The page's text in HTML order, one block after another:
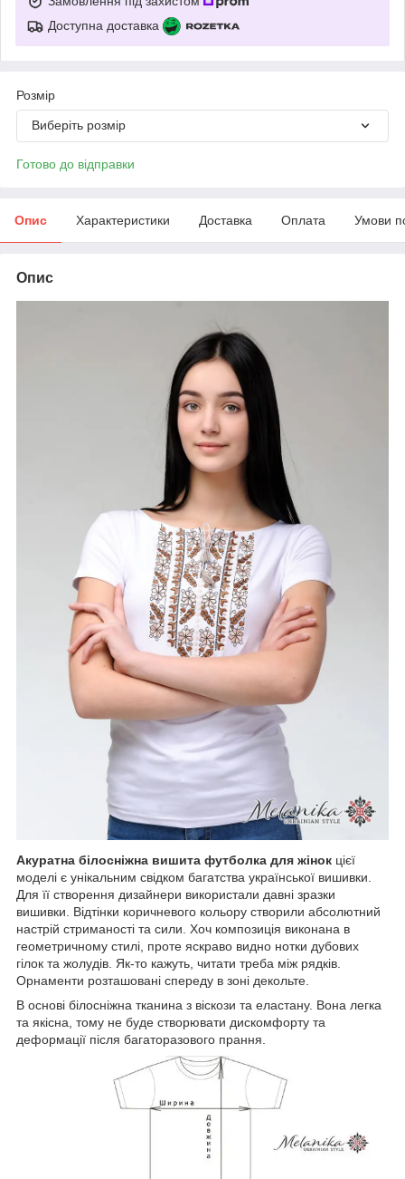
Доступна доставка
Розмір
Виберіть розмір
Готово до відправки
Опис Характеристики Доставка Оплата Умови
Опис
Акуратна білосніжна вишита футболка для жінок цієї
моделі є унікальним свідком багатства української вишивки.
Для її створення дизайнери використали давні зразки
вишивки. Відтінки коричневого кольору створили абсолютний
настрій стриманості та сили. Хоч композиція виконана в
геометричному стилі, проте яскраво видно нотки дубових
гілок та жолудів. Як-то кажуть, читати треба між рядків.
Орнаменти розташовані спереду в зоні декольте.
В основі білосніжна тканина з віскози та еластану. Вона легка
та якісна, тому не буде створювати дискомфорту та
деформації після багаторазового прання.